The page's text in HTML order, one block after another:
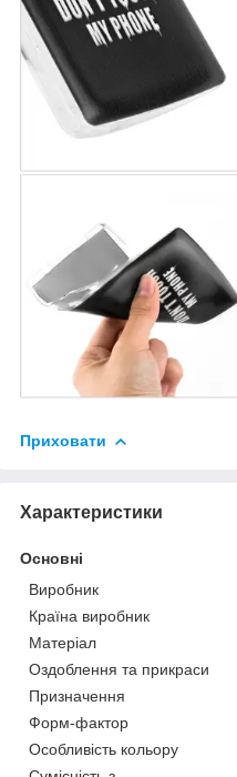
Приховати
Характеристики
Основні
Виробник
Країна виробник
Матеріал
Оздоблення та прикраси
Призначення
Форм-фактор
Особливість кольору